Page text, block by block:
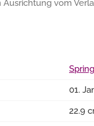
vom
01.
22.9